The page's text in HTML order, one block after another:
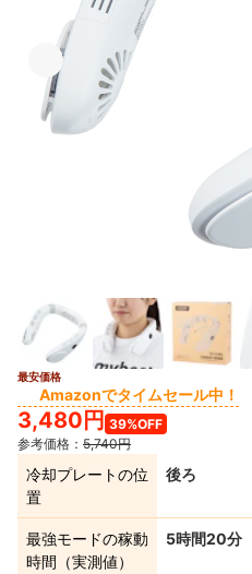
最安価格
Amazonでタイムセール中！
3,480円 39%OFF
参考価格： 5,740円
冷却プレートの位
置
後ろ
最強モードの稼動
時間（実測値）
5時間20分